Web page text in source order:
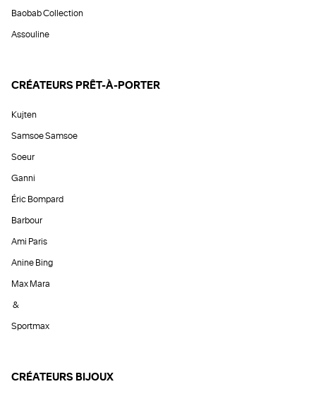
Baobab Collection
Assouline
CRÉATEURS PRÊT-À-PORTER
Kujten
Samsoe Samsoe
Soeur
Ganni
Éric Bompard
Barbour
Ami Paris
Anine Bing
Max Mara
&
Sportmax
CRÉATEURS BIJOUX